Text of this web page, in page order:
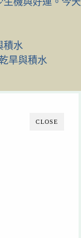
旱與積水
CLOSE